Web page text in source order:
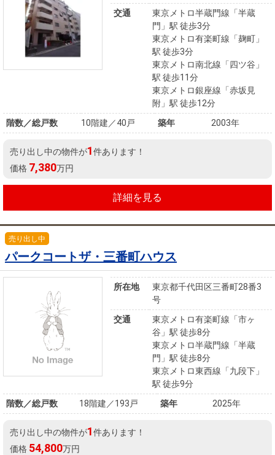
交通
東京メトロ半蔵門線「半蔵
門」駅 徒歩3分
東京メトロ有楽町線「麹町」
駅 徒歩3分
東京メトロ南北線「四ツ谷」
駅 徒歩11分
東京メトロ銀座線「赤坂見
附」駅 徒歩12分
階数／総戸数
10階建／40戸 築年 2003年
売り出し中の物件が1件あります！
価格 7,380万円
詳細を見る
パークコートザ・三番町ハウス
売り出し中
所在地
東京都千代田区三番町28番3
号
交通
東京メトロ有楽町線「市ヶ
谷」駅 徒歩8分
東京メトロ半蔵門線「半蔵
門」駅 徒歩8分
東京メトロ東西線「九段下」
駅 徒歩9分
階数／総戸数
18階建／193戸 築年 2025年
売り出し中の物件が1件あります！
価格 54,800万円